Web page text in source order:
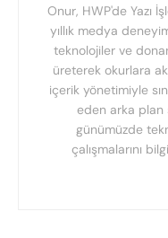
Onur, HWP'de Yazı
yıllık medya
teknolojiler ve
üreterek okurlara
içerik yönetimiyle
eden arka plan
günümüzde
çalışmalarını